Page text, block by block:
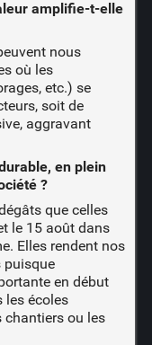
amplifie-t-elle
nous
où les
etc.) se
soit de
aggravant
en plein
?
que celles
le 15 août dans
Elles rendent nos
puisque
en début
les écoles
chantiers ou les